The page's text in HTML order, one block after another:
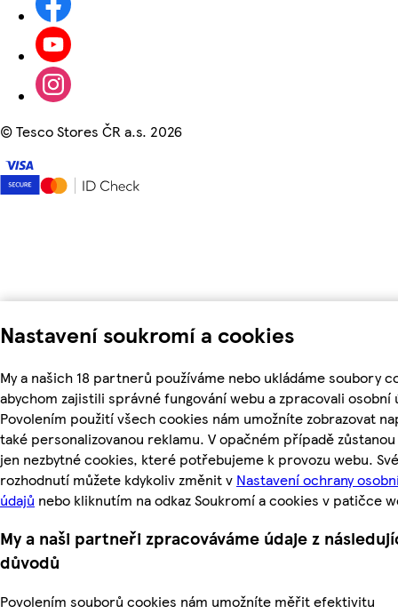
Nastavení soukromí a cookies
My a našich 18 partnerů používáme nebo ukládáme soubory
abychom zajistili správné fungování webu a zpracovali osobní
Povolením použití všech cookies nám umožníte zobrazovat
také personalizovanou reklamu. V opačném případě
jen nezbytné cookies, které potřebujeme k provozu webu. Své
rozhodnutí můžete kdykoliv změnit v Nastavení ochrany
údajů nebo kliknutím na odkaz Soukromí a cookies v patičce
My a naši partneři zpracováváme údaje z
důvodů
Povolením souborů cookies nám umožníte měřit efektivitu
©Tesco Stores ČR a.s. 2026